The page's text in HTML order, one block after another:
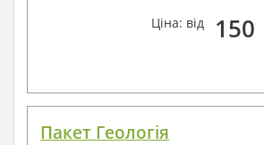
Ціна: від 150
Пакет Геологія